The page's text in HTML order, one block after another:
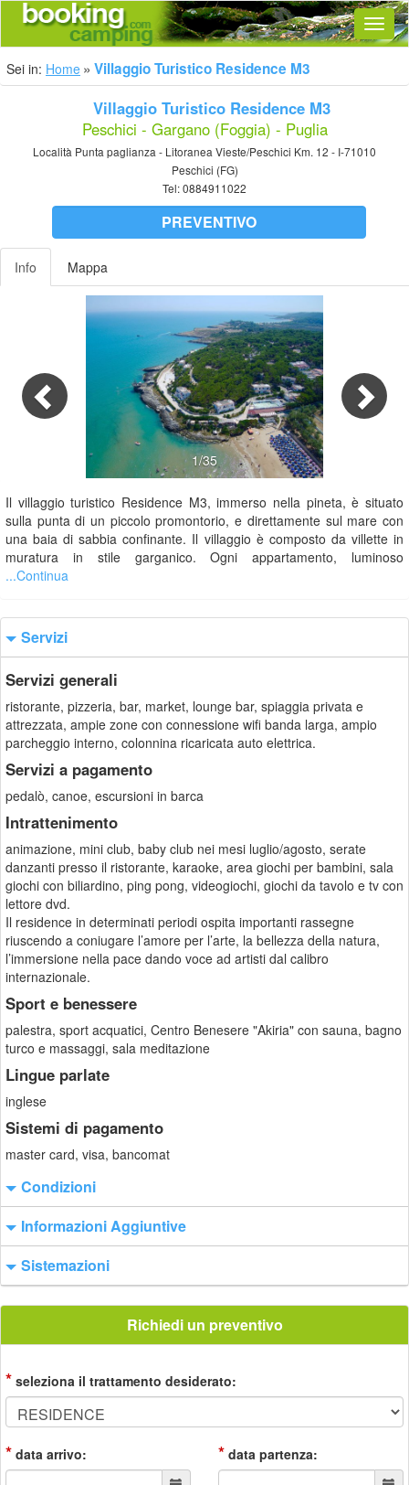
Sei in: Home Villaggio Turistico Residence M3
Villaggio Turistico Residence M3
Peschici - Gargano (Foggia) - Puglia
Località Punta paglianza - Litoranea Vieste/Peschici Km. 12 - I-71010
Peschici (FG)
Tel:0884911022
PREVENTIVO
Info Mappa
1/35
Previous
Il villaggio turistico Residence M3, immerso nella pineta, è situato
sulla punta di un piccolo promontorio, e direttamente sul mare con
una baia di sabbia confinante. Il villaggio è composto da villette in
muratura in stile garganico. Ogni appartamento, luminoso
...Continua
Servizi
Servizi generali
ristorante, pizzeria, bar, market, lounge bar, spiaggia privata e
attrezzata, ampie zone con connessione wifi banda larga, ampio
parcheggio interno, colonnina ricaricata auto elettrica.
Servizi a pagamento
pedalò, canoe, escursioni in barca
Intrattenimento
animazione, mini club, baby club nei mesi luglio/agosto, serate
danzanti presso il ristorante, karaoke, area giochi per bambini, sala
giochi con biliardino, ping pong, videogiochi, giochi da tavolo e tv con
lettore dvd.
Il residence in determinati periodi ospita importanti rassegne
riuscendo a coniugare l’amore per l’arte, la bellezza della natura,
l’immersione nella pace dando voce ad artisti dal calibro
internazionale.
Sport e benessere
palestra, sport acquatici, Centro Benesere "Akiria" con sauna, bagno
turco e massaggi, sala meditazione
Lingue parlate
inglese
Sistemi di pagamento
master card, visa, bancomat
Condizioni
Informazioni Aggiuntive
Sistemazioni
Richiedi un preventivo
* seleziona il trattamento desiderato:
* data arrivo: * data partenza: